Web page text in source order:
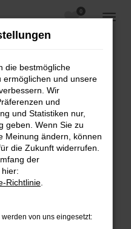
0
dir helfen können:
und deine
zum Beispiel deine
die bestmögliche
ermöglichen und unsere
Wir
und
und Statistiken nur,
geben. Wenn Sie zu
Meinung ändern, können
die Zukunft widerrufen.
der
Richtlinie
von uns eingesetzt: